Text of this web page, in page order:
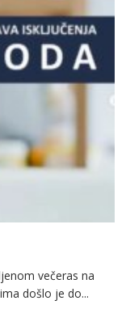
večeras na
došlo je do...